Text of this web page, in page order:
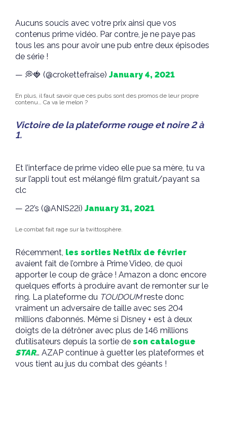
Aucuns soucis avec votre prix ainsi que vos
contenus prime vidéo. Par contre, je ne paye pas
tous les ans pour avoir une pub entre deux épisodes
de série !
— 💭🍓 (@crokettefraise) January 4, 2021
En plus, il faut savoir que ces pubs sont des promos de leur propre
contenu… Ca va le melon ?
Victoire de la plateforme rouge et noire 2 à
1.
Et l’interface de prime video elle pue sa mère, tu va
sur l’appli tout est mélangé film gratuit/payant sa
clc
— 22’s (@ANIS22i) January 31, 2021
Le combat fait rage sur la twittosphère.
Récemment, les sorties Netflix de février
avaient fait de l’ombre à Prime Video, de quoi
apporter le coup de grâce ! Amazon a donc encore
quelques efforts à produire avant de remonter sur le
ring. La plateforme du TOUDOUMreste donc
vraiment un adversaire de taille avec ses 204
millions d’abonnés. Même si Disney + est à deux
doigts de la détrôner avec plus de 146 millions
d’utilisateurs depuis la sortie de son catalogue
STAR… AZAP continue à guetter les plateformes et
vous tient au jus du combat des géants !